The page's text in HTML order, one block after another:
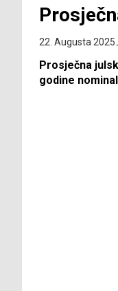
22. Augusta 2025.
Prosječna
godine